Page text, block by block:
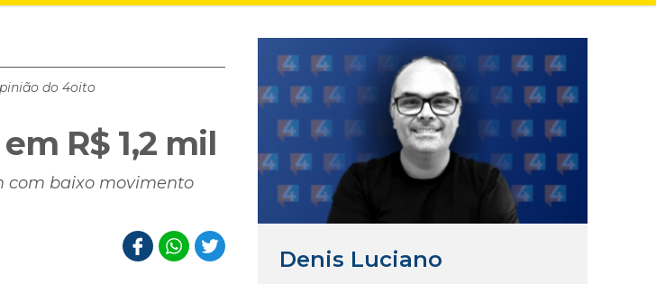
do 4oito
R$ 1,2 mil
com baixo movimento
Denis Luciano